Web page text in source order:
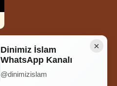
×
Dinimiz İslam
WhatsApp Kanalı
@dinimizislam